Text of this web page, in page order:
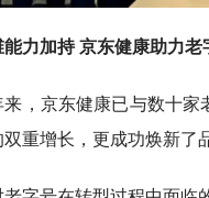
能力加持 京东健康助力老
来，京东健康已与数十家
重增长，更成功焕新了